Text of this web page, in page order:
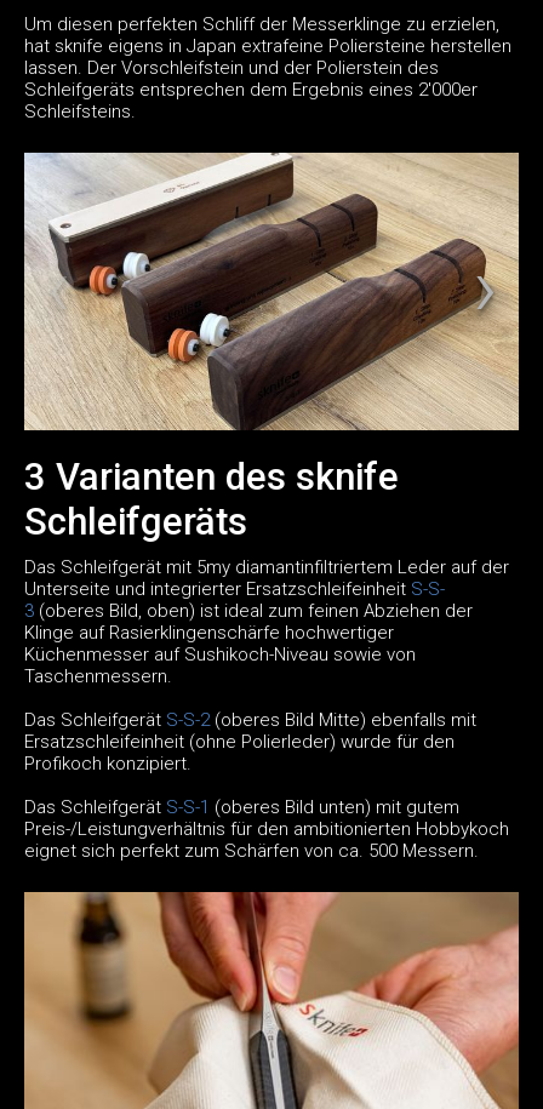
Um diesen perfekten Schliff der Messerklinge zu erzielen,
hat sknife eigens in Japan extrafeine Poliersteine herstellen
lassen. Der Vorschleifstein und der Polierstein des
Schleifgeräts entsprechen dem Ergebnis eines 2'000er
Schleifsteins.
3 Varianten des sknife
Schleifgeräts
Das Schleifgerät mit 5my diamantinfiltriertem Leder auf der
Unterseite und integrierter Ersatzschleifeinheit S-S-
3 (oberes Bild, oben) ist ideal zum feinen Abziehen der
Klinge auf Rasierklingenschärfe hochwertiger
Küchenmesser auf Sushikoch-Niveau sowie von
Taschenmessern.
Das Schleifgerät S-S-2 (oberes Bild Mitte) ebenfalls mit
Ersatzschleifeinheit (ohne Polierleder) wurde für den
Profikoch konzipiert.
Das Schleifgerät S-S-1 (oberes Bild unten) mit gutem
Preis-/Leistungverhältnis für den ambitionierten Hobbykoch
eignet sich perfekt zum Schärfen von ca. 500 Messern.